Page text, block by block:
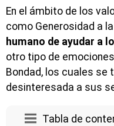
En el ámbito de los
como Generosidad a la
humano de ayudar a
otro tipo de
Bondad, los cuales se
desinteresada a sus
Tabla de